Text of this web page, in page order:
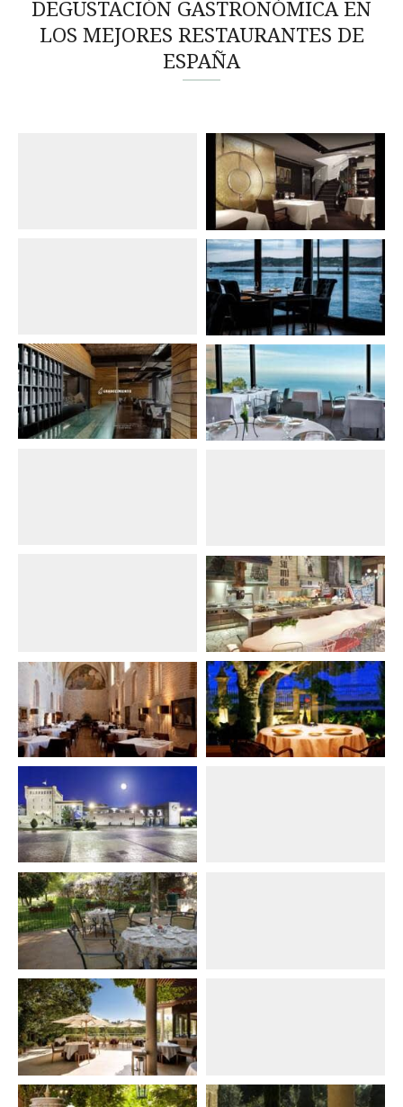
DEGUSTACIÓN GASTRONÓMICA EN
LOS MEJORES RESTAURANTES DE
ESPAÑA